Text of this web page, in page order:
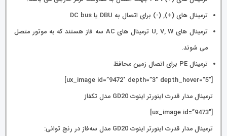
ترمینال های (+), (-) برای اتصال به DBU یا DC bus
ترمینال های U, V, W ترمینال های AC سه فاز هستند که به موتور متصل
می شوند.
ترمینال PE برای اتصال زمین محافظ
[ux_image id=”9472″ depth=”3″ depth_hover=”5″]
ترمینال مدار قدرت اینورتر اینوت GD20 مدل تکفاز
[ux_image id=”9473″]
ترمینال مدار قدرت اینورتر اینوت GD20 مدل‌ سه‌فاز در رنج توانی: